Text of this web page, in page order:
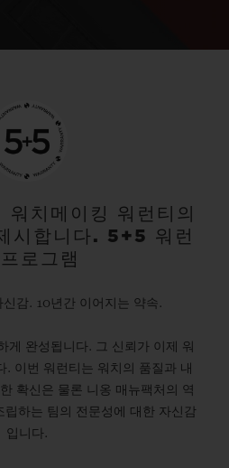
워치메이킹 워런티의
시합니다. 5+5 워런
로그램
신감. 10년간 이어지는 약속.
게 완성됩니다. 그 신뢰가 이제 워
. 이번 워런티는 워치의 품질과 내
확신은 물론 니옹 매뉴팩처의 역
립하는 팀의 전문성에 대한 자신감
입니다.